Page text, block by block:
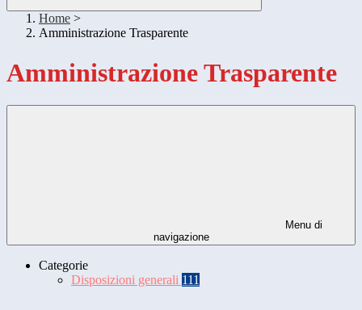
Home >
Amministrazione Trasparente
Amministrazione Trasparente
Menu di
navigazione
Categorie
Disposizioni generali 111